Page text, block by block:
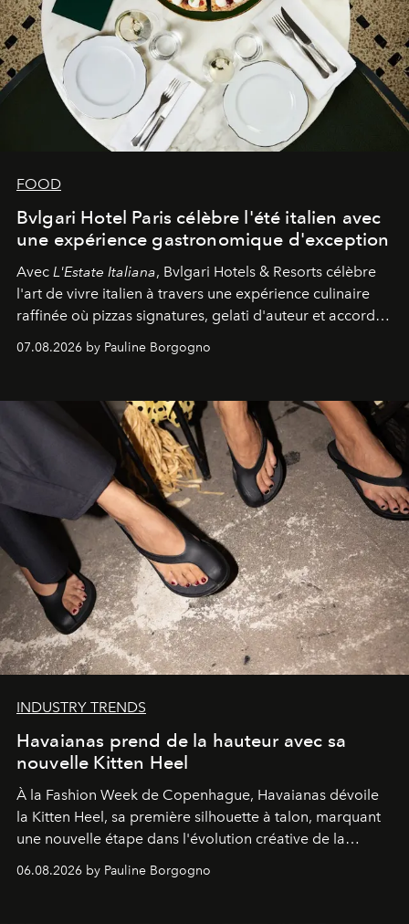
FOOD
Bvlgari Hotel Paris célèbre l'été italien avec
une expérience gastronomique d'exception
Avec L'Estate Italiana, Bvlgari Hotels & Resorts célèbre
l'art de vivre italien à travers une expérience culinaire
raffinée où pizzas signatures, gelati d'auteur et accords
d'exception composent un véritable voyage sensoriel.
07.08.2026 by Pauline Borgogno
INDUSTRY TRENDS
Havaianas prend de la hauteur avec sa
nouvelle Kitten Heel
À la Fashion Week de Copenhague, Havaianas dévoile
la Kitten Heel, sa première silhouette à talon, marquant
une nouvelle étape dans l'évolution créative de la
06.08.2026 by Pauline Borgogno